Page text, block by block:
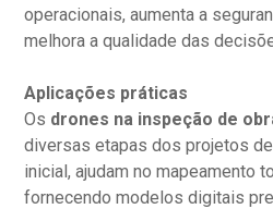
operacionais, aumenta a
melhora a qualidade das
Aplicações práticas
Os drones na inspeção de
diversas etapas dos projetos
inicial, ajudam no mapeamento
fornecendo modelos digitais